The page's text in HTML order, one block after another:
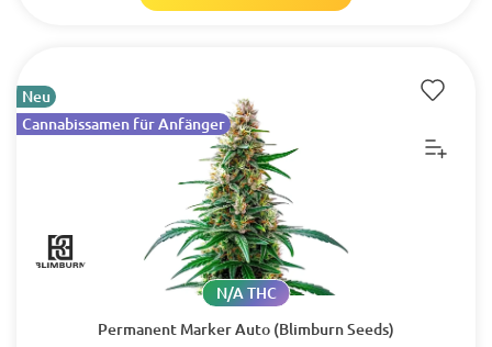
Neu
Cannabissamen für Anfänger
Permanent Marker Auto (Blimburn Seeds)
N/A THC